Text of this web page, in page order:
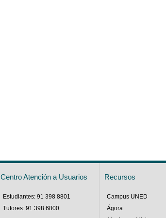
Centro Atención a Usuarios
Estudiantes: 91 398 8801
Tutores: 91 398 6800
Recursos
Campus UNED
Ágora